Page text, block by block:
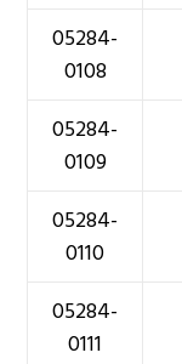
05284-
0108
05284-
0109
05284-
0110
05284-
0111